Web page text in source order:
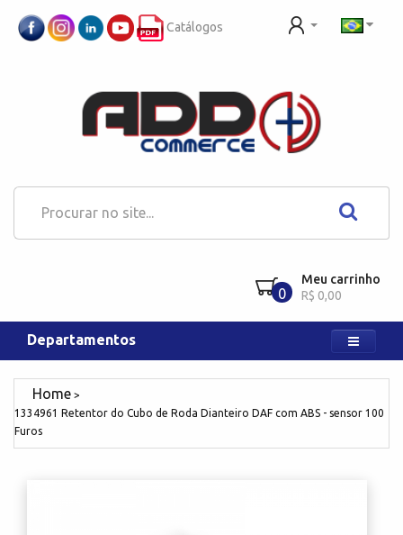
Catálogos
0
Meu carrinho
R$ 0,00
Departamentos
1334961 Retentor do Cubo de Roda Dianteiro DAF com ABS - sensor 100
Furos